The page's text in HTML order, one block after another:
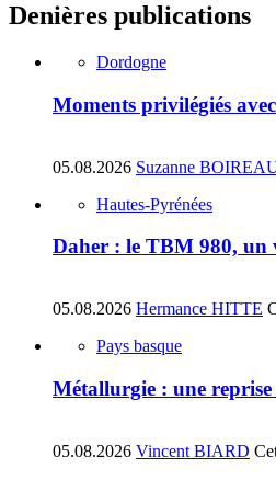
Denières publications
Dordogne
Moments privilégiés
05.08.2026 Suzanne
Hautes-Pyrénées
Daher : le TBM 980, un
05.08.2026 Hermance HITTE
Pays basque
Métallurgie : une reprise
05.08.2026 Vincent BIARD